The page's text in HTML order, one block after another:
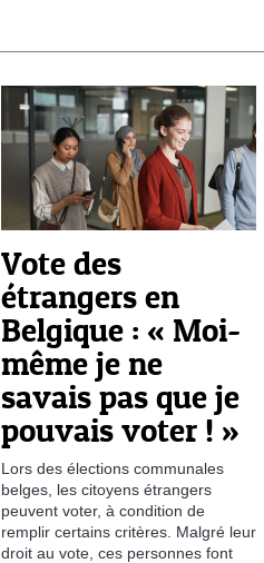
Vote des
étrangers en
Belgique : « Moi-
même je ne
savais pas que je
pouvais voter ! »
Lors des élections communales
belges, les citoyens étrangers
peuvent voter, à condition de
remplir certains critères. Malgré leur
droit au vote, ces personnes font